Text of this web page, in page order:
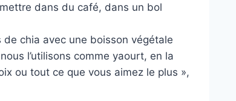
dans du café, dans un bol
chia avec une boisson végétale
l’utilisons comme yaourt, en la
ou tout ce que vous aimez le plus »,